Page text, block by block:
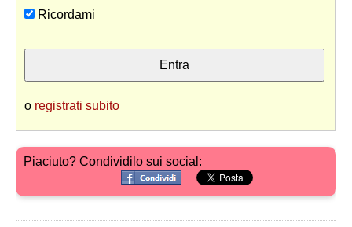
Ricordami
o registrati subito
Piaciuto? Condividilo sui social: